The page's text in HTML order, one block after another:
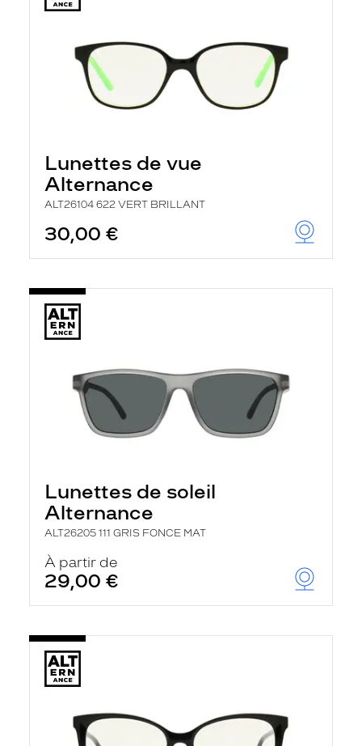
Lunettes de vue
Alternance
ALT26104 622 VERT BRILLANT
30,00 €
Lunettes de soleil
Alternance
ALT26205 111 GRIS FONCE MAT
À partir de
29,00 €